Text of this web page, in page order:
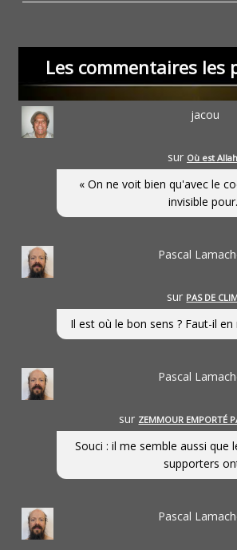
Les commentaires les
jacou
sur Où est
« On ne voit bien qu'avec le
invisible
Pascal
sur PAS DE
Il est où le bon sens ? Faut-il en
Pascal
sur ZEMMOUR EMPORTÉ
Souci : il me semble aussi que
supporters
Pascal